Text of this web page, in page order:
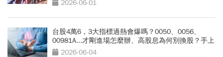
2026-06-01
台股4萬6，3大指標過熱會爆嗎？0050、0056、
00981A...才剛進場怎麼辦、高股息為何別換股？手上
ETF先做4件事
2026-06-04